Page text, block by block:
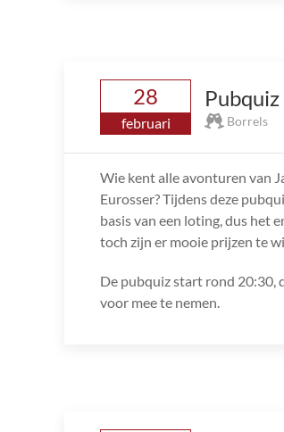
28
februari
Pubquiz
Borrels
Wie kent alle avonturen van
Eurosser? Tijdens deze
basis van een loting, dus het
toch zijn er mooie prijzen te
De pubquiz start rond 20:30,
voor mee te nemen.